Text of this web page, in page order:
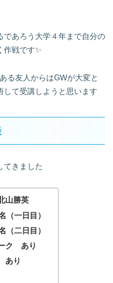
であろう大学４年まで自分の
作戦です✨
る友人からはGWが大変と
して受講しようと思います
てきました
山勝英
（一日目）
日目）
ク あり
あり